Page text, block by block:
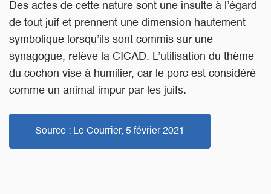
Des actes de cette nature sont une insulte à l’égard
de tout juif et prennent une dimension hautement
symbolique lorsqu’ils sont commis sur une
synagogue, relève la CICAD. L’utilisation du thème
du cochon vise à humilier, car le porc est considéré
comme un animal impur par les juifs.
Source : Le Courrier, 5 février 2021